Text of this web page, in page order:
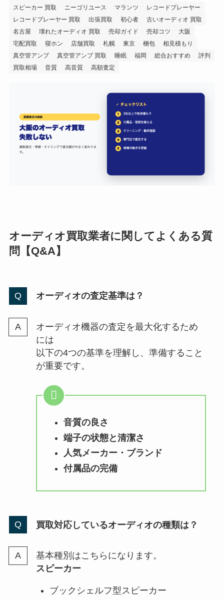
スピーカー 買取
ニーゴリユース マランツ
レコードプレーヤー
レコードプレーヤー 買取
出張買取 初心者
古いオーディオ 買取
名古屋
壊れたオーディオ 買取 売却ガイド 売却コツ
大阪
宅配買取
寝ホン 店舗買取 札幌 東京 梱包
相見積もり
真空管アンプ
真空管アンプ 買取 睡眠 福岡 総合おすすめ
評判
買取相場
音質 高音質 高額査定
オーディオ買取業者に関してよくある質
問【Q&A】
オーディオの査定基準は？
オーディオ機器の査定を最大化するため
には
以下の4つの基準を理解し、準備すること
が重要です。
音質の良さ
端子の状態と清潔さ
人気メーカー・ブランド
付属品の完備
買取対応しているオーディオの種類は？
基本種別はこちらになります。
スピーカー
ブックシェルフ型スピーカー